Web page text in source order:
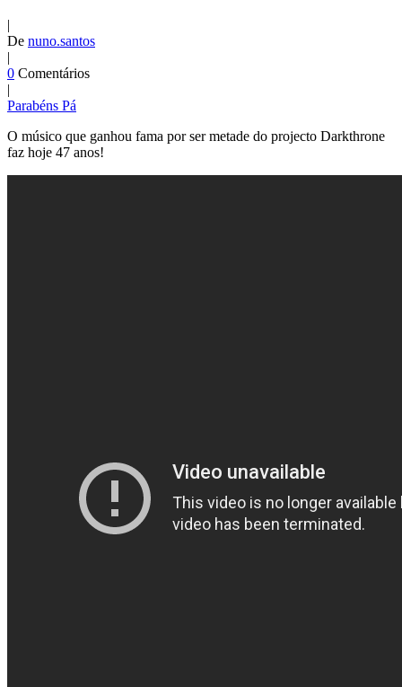
|
De nuno.santos
|
0 Comentários
|
Parabéns Pá
O músico que ganhou fama por ser metade do projecto Darkthrone
faz hoje 47 anos!